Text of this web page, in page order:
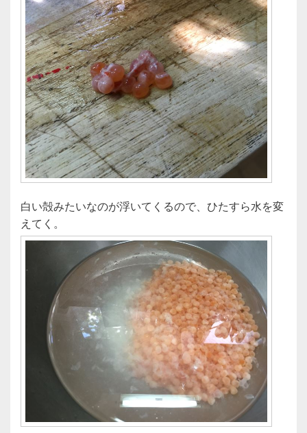
白い殻みたいなのが浮いてくるので、ひたすら水を変
えてく。